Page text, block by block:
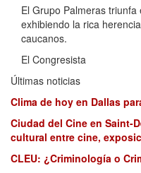
El Grupo Palmeras
exhibiendo la rica
caucanos.
El Congresista
Últimas noticias
Clima de hoy en Dallas
Ciudad del Cine en Saint-
cultural entre cine,
CLEU: ¿Criminología o